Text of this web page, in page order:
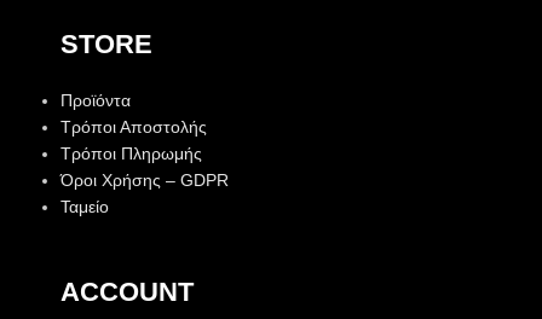
STORE
Προϊόντα
Τρόποι Αποστολής
Τρόποι Πληρωμής
Όροι Χρήσης – GDPR
Ταμείο
ACCOUNT